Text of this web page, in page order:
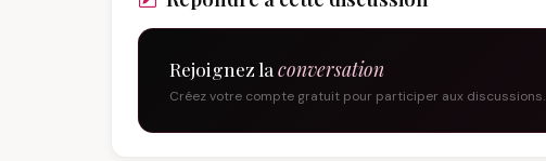
Rejoignez la conversation
Créez votre compte gratuit pour participer aux discussions.